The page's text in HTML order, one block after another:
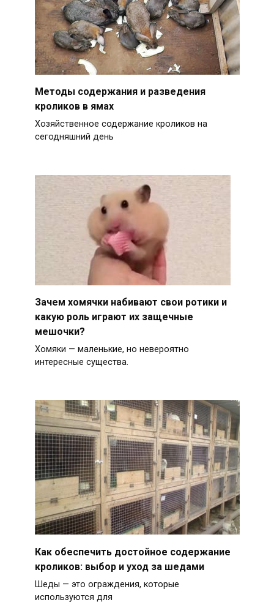
Методы содержания и разведения
кроликов в ямах
Хозяйственное содержание кроликов на
сегодняшний день
Зачем хомячки набивают свои ротики и
какую роль играют их защечные
мешочки?
Хомяки — маленькие, но невероятно
интересные существа.
Как обеспечить достойное содержание
кроликов: выбор и уход за шедами
Шеды — это ограждения, которые
используются для